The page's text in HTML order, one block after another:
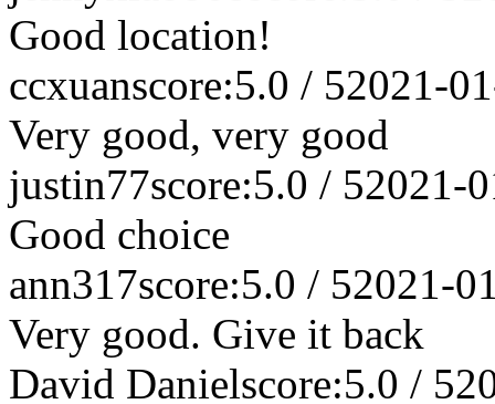
Good location!
ccxuanscore:5.0 / 52021-
Very good, very good
justin77score:5.0 / 52021-
Good choice
ann317score:5.0 / 52021-
Very good. Give it back
David Danielscore:5.0 / 5